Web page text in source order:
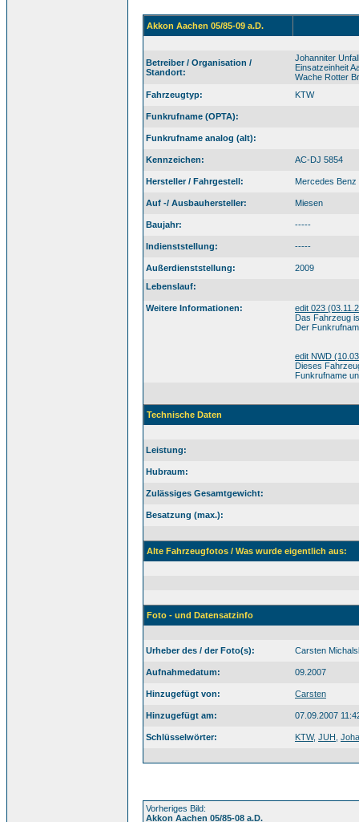
Akkon Aachen 05/85-09 a.D.
Betreiber / Organisation /
Standort:
Johanniter
Einsatzeinheit
Wache Rotter
Fahrzeugtyp:
KTW
Funkrufname (OPTA):
Funkrufname analog (alt):
Kennzeichen: AC-DJ 5854
Hersteller / Fahrgestell: Mercedes Benz
Auf -/ Ausbauhersteller: Miesen
Baujahr: -----
Indienststellung: -----
Außerdienststellung:
2009
Lebenslauf:
Weitere Informationen:
edit 023
Das Fahrzeug
Der
edit NWD
Dieses
Funkrufname
Technische Daten
Leistung:
Hubraum:
Zulässiges Gesamtgewicht:
Besatzung (max.):
Alte Fahrzeugfotos / Was wurde eigentlich aus:
Foto - und Datensatzinfo
Urheber des / der Foto(s): Carsten
Aufnahmedatum: 09.2007
Hinzugefügt von: Carsten
Hinzugefügt am: 07.09.2007
Schlüsselwörter: KTW, JUH
Vorheriges Bild:
Akkon Aachen 05/85-08 a.D.